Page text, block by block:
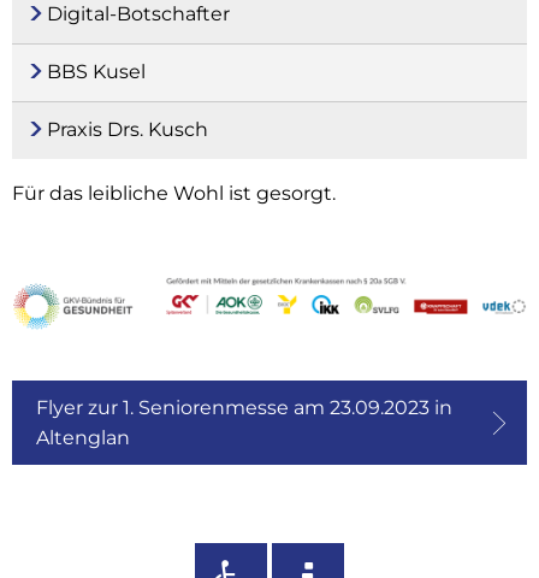
Digital-Botschafter
BBS Kusel
Praxis Drs. Kusch
Für das leibliche Wohl ist gesorgt.
Flyer zur 1. Seniorenmesse am 23.09.2023 in
Altenglan